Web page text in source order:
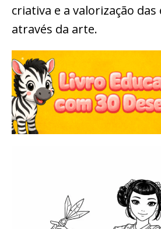
criativa e a valorização das
através da arte.